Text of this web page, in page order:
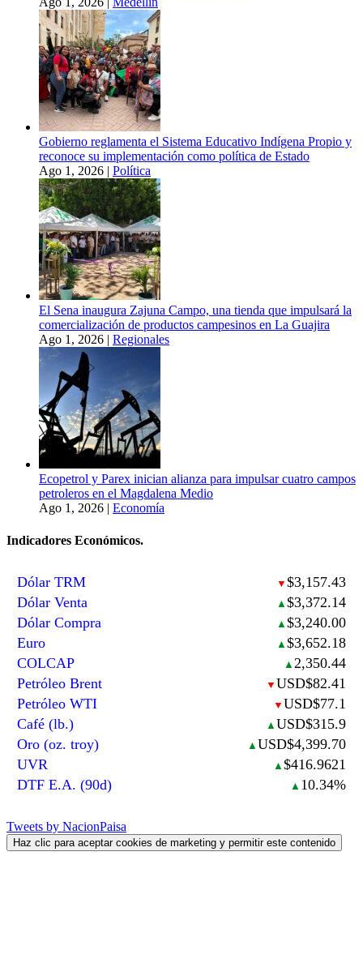
Gobierno reglamenta el Sistema Educativo Indígena Propio y
reconoce su implementación como política de Estado
Ago 1, 2026 | Política
El Sena inaugura Zajuna Campo, una tienda que impulsará la
comercialización de productos campesinos en La Guajira
Ago 1, 2026 | Regionales
Ecopetrol y Parex inician alianza para impulsar cuatro campos
petroleros en el Magdalena Medio
Ago 1, 2026 | Economía
Indicadores Económicos.
Dólar TRM ▼ $3,157.43
Dólar Venta
▲ $3,372.14
Dólar Compra
▲ $3,240.00
Euro
▲ $3,652.18
COLCAP
▲ 2,350.44
Petróleo Brent
▼ USD$82.41
Petróleo WTI
▼ USD$77.1
Café (lb.)
▲ USD$315.9
Oro (oz. troy)
▲ USD$4,399.70
UVR
▲ $416.9621
DTF E.A. (90d)
▲ 10.34%
Tweets by NacionPaisa
Haz clic para aceptar cookies de marketing y permitir este contenido